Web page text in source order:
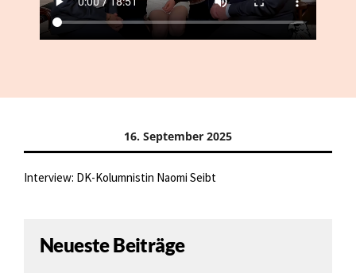
16. September 2025
Interview: DK-Kolumnistin Naomi Seibt
Neueste Beiträge